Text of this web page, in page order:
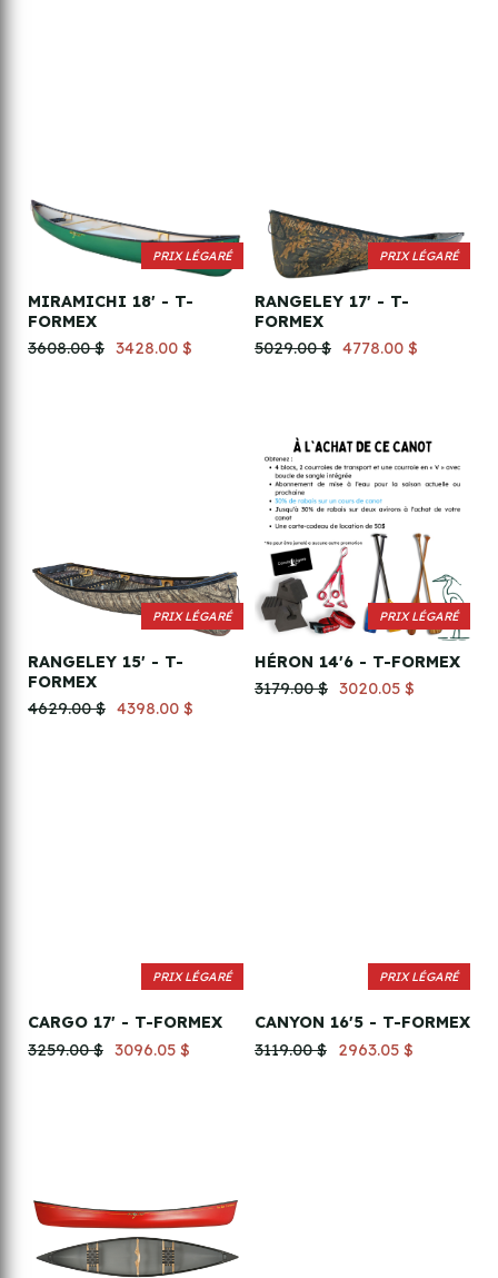
PRIX LÉGARÉ
MIRAMICHI 18' - T-
FORMEX
3608.00 $ 3428.00 $
PRIX LÉGARÉ
RANGELEY 17' - T-
FORMEX
5029.00 $ 4778.00 $
PRIX LÉGARÉ
RANGELEY 15' - T-
FORMEX
4629.00 $ 4398.00 $
PRIX LÉGARÉ
HÉRON 14'6 - T-FORMEX
3179.00 $ 3020.05 $
PRIX LÉGARÉ
CARGO 17' - T-FORMEX
3259.00 $ 3096.05 $
PRIX LÉGARÉ
CANYON 16'5 - T-FORMEX
3119.00 $
2963.05 $